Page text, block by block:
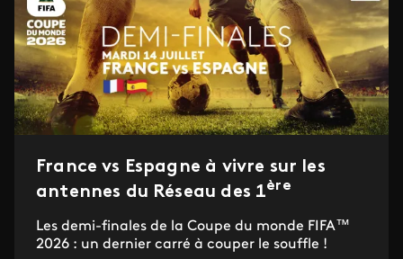
France vs Espagne à vivre sur les
antennes du Réseau des 1ère
Les demi-finales de la Coupe du monde FIFA™
2026 : un dernier carré à couper le souffle !